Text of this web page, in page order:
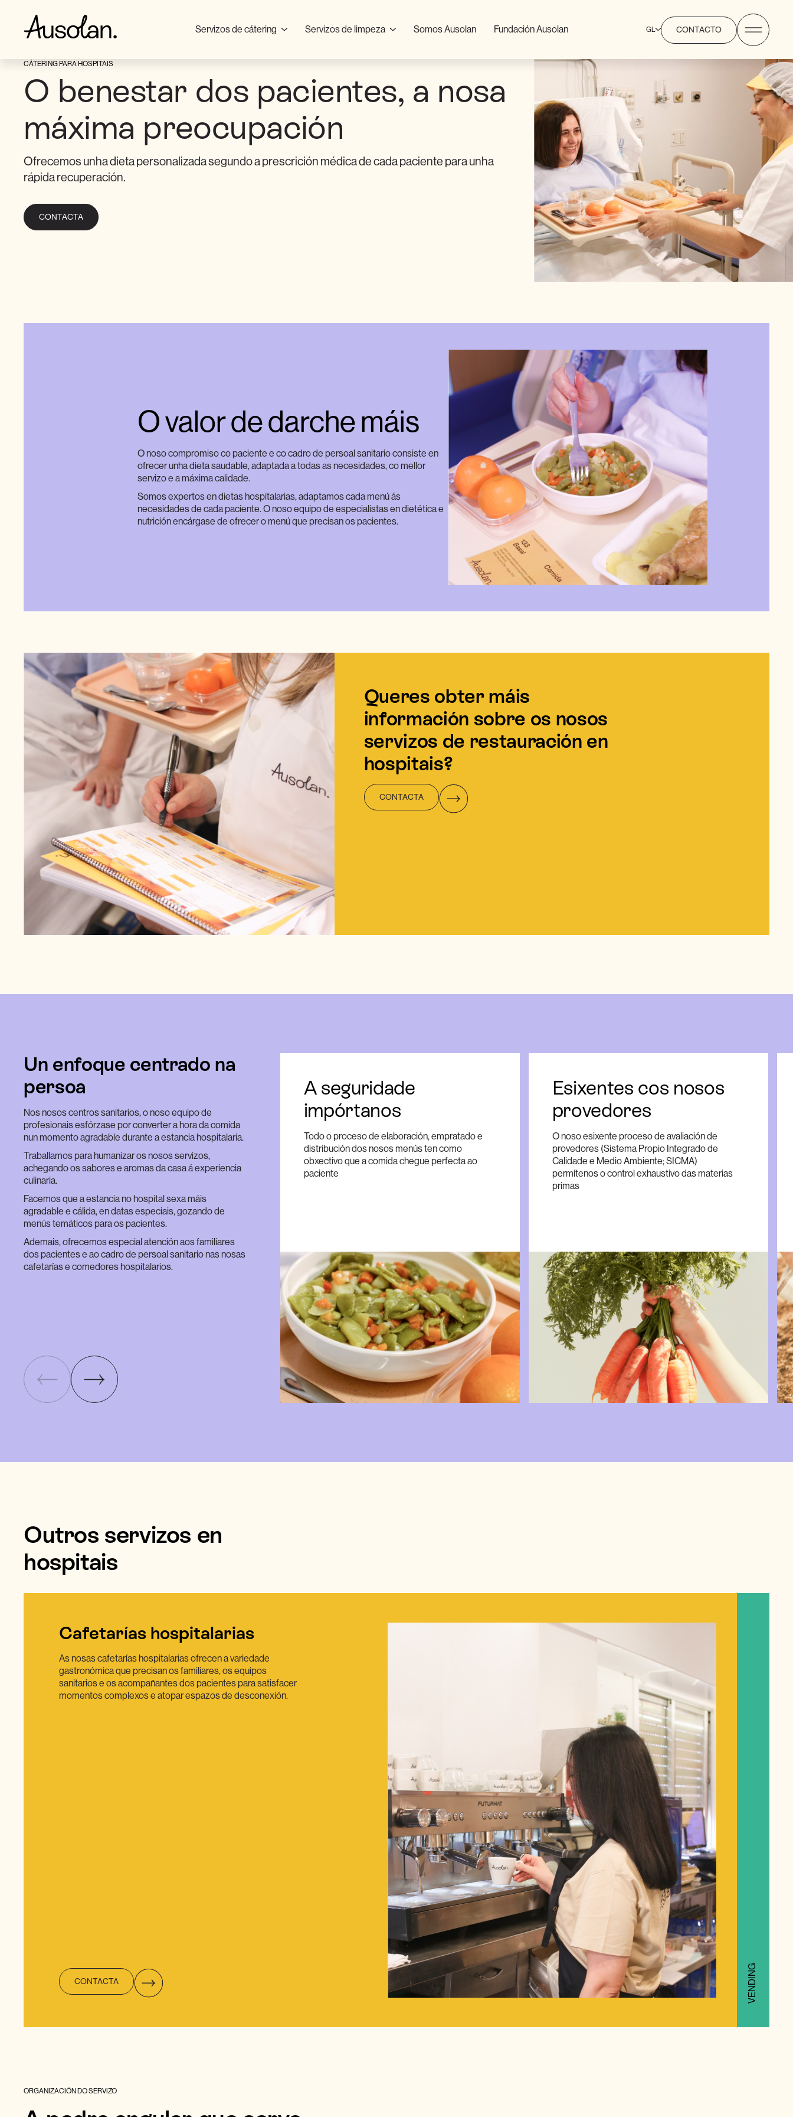
Servizos de cátering Servizos de limpeza Somos Ausolan Fundación Ausolan GL CONTACTO
CÁTERING PARA HOSPITAIS
O benestar dos pacientes, a nosa
máxima preocupación
Ofrecemos unha dieta personalizada segundo a prescrición médica de cada paciente para unha
rápida recuperación.
CONTACTA
O valor de darche máis
O noso compromiso co paciente e co cadro de persoal sanitario consiste en
ofrecer unha dieta saudable, adaptada a todas as necesidades, co mellor
servizo e a máxima calidade.
Somos expertos en dietas hospitalarias, adaptamos cada menú ás
necesidades de cada paciente. O noso equipo de especialistas en dietética e
nutrición encárgase de ofrecer o menú que precisan os pacientes.
Queres obter máis
información sobre os nosos
servizos de restauración en
hospitais?
CONTACTA
Un enfoque centrado na
persoa
Nos nosos centros sanitarios, o noso equipo de
profesionais esfórzase por converter a hora da comida
nun momento agradable durante a estancia hospitalaria.
Traballamos para humanizar os nosos servizos,
achegando os sabores e aromas da casa á experiencia
culinaria.
Facemos que a estancia no hospital sexa máis
agradable e cálida, en datas especiais, gozando de
menús temáticos para os pacientes.
Ademais, ofrecemos especial atención aos familiares
dos pacientes e ao cadro de persoal sanitario nas nosas
cafetarías e comedores hospitalarios.
A seguridade
impórtanos
Todo o proceso de elaboración, empratado e
distribución dos nosos menús ten como
obxectivo que a comida chegue perfecta ao
paciente
Esixentes cos nosos
provedores
O noso esixente proceso de avaliación de
provedores (Sistema Propio Integrado de
Calidade e Medio Ambiente; SICMA)
permítenos o control exhaustivo das materias
primas
Outros servizos en
hospitais
Cafetarías hospitalarias
As nosas cafetarías hospitalarias ofrecen a variedade
gastronómica que precisan os familiares, os equipos
sanitarios e os acompañantes dos pacientes para satisfacer
momentos complexos e atopar espazos de desconexión.
CONTACTA VENDING
Vending
Dedicámonos a satisfacer as necesidades individuais de
cada persoa e prestamos unha atención especial aos
pacientes, acompañantes e equipos dos centros
sanitarios.
ORGANIZACIÓN DO SERVIZO